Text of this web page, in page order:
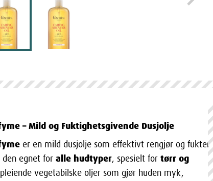
– Mild og Fuktighetsgivende Dusjolje
er en mild dusjolje som effektivt rengjør og fukter
den egnet for alle hudtyper, spesielt for tørr og
vegetabilske oljer som gjør huden myk,